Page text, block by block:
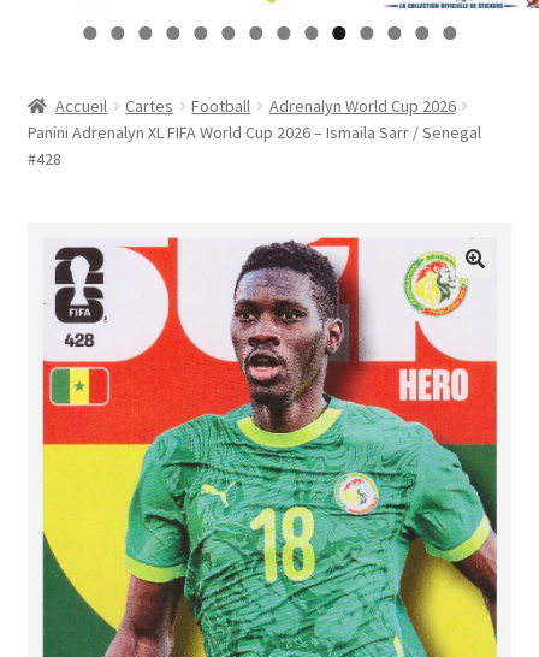
Contact
Mon compte
Page d’exemple
Validation de la commande
0 1 2 3 4
Accueil Cartes Football
Adrenalyn World Cup 2026
Panini Adrenalyn XL FIFA World Cup 2026 – Ismaila Sarr / Senegal
#428